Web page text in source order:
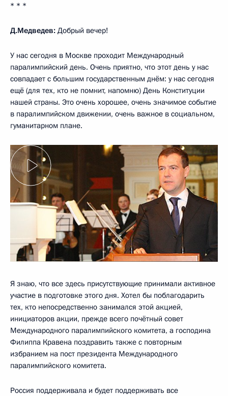
* * *
Д.Медведев: Добрый вечер!
У нас сегодня в Москве проходит Международный
паралимпийский день. Очень приятно, что этот день у нас
совпадает с большим государственным днём: у нас сегодня
ещё (для тех, кто не помнит, напомню) День Конституции
нашей страны. Это очень хорошее, очень значимое событие
в паралимпийском движении, очень важное в социальном,
гуманитарном плане.
Я знаю, что все здесь присутствующие принимали активное
участие в подготовке этого дня. Хотел бы поблагодарить
тех, кто непосредственно занимался этой акцией,
инициаторов акции, прежде всего почётный совет
Международного паралимпийского комитета, а господина
Филиппа Кравена поздравить также с повторным
избранием на пост президента Международного
паралимпийского комитета.
Россия поддерживала и будет поддерживать все